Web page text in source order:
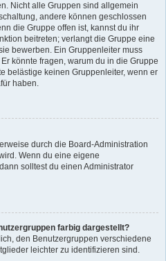
Nicht alle Gruppen sind allgemein
andere können geschlossen
die Gruppe offen ist, kannst du ihr
beitreten; verlangt die Gruppe eine
bewerben. Ein Gruppenleiter muss
könnte fragen, warum du in die Gruppe
belästige keinen Gruppenleiter, wenn er
haben.
durch die Board-Administration
Wenn du eine eigene
solltest du einen Administrator
farbig dargestellt?
den Benutzergruppen verschiedene
leichter zu identifizieren sind.